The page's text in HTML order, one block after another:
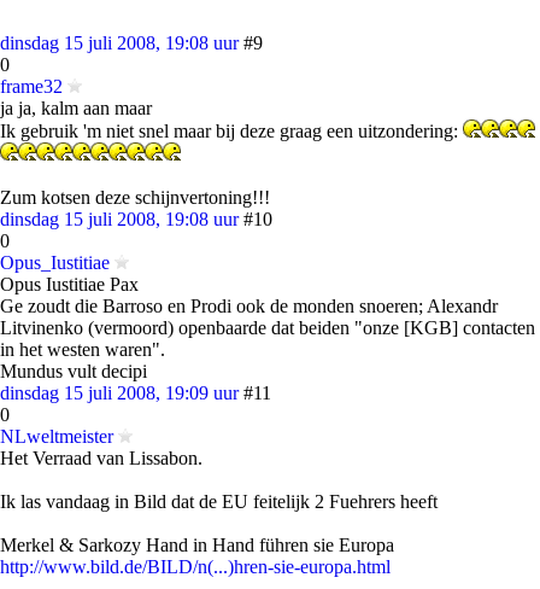
dinsdag 15 juli 2008, 19:08 uur #9
0
frame32
ja ja, kalm aan maar
Ik gebruik 'm niet snel maar bij deze graag een uitzondering:
Zum kotsen deze schijnvertoning!!!
dinsdag 15 juli 2008, 19:08 uur #10
0
Opus_Iustitiae
Opus Iustitiae Pax
Ge zoudt die Barroso en Prodi ook de monden snoeren; Alexandr
Litvinenko (vermoord) openbaarde dat beiden "onze [KGB] contacten
in het westen waren".
Mundus vult decipi
dinsdag 15 juli 2008, 19:09 uur #11
0
NLweltmeister
Het Verraad van Lissabon.
Ik las vandaag in Bild dat de EU feitelijk 2 Fuehrers heeft
Merkel & Sarkozy Hand in Hand führen sie Europa
http://www.bild.de/BILD/n(...)hren-sie-europa.html